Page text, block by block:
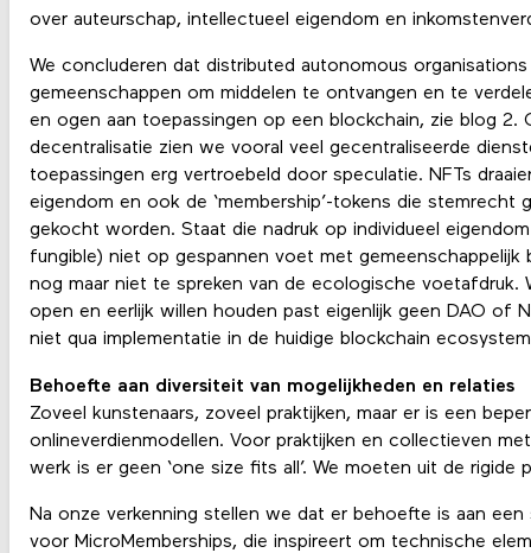
over auteurschap, intellectueel eigendom en
We concluderen dat distributed autonomous
gemeenschappen om middelen te ontvangen en te
en ogen aan toepassingen op een blockchain, zie blog 2.
decentralisatie zien we vooral veel gecentraliseerde
toepassingen erg vertroebeld door speculatie. NFTs
eigendom en ook de ‘membership’-tokens die stemrecht
gekocht worden. Staat die nadruk op individueel
fungible) niet op gespannen voet met gemeenschappelijk
nog maar niet te spreken van de ecologische voetafdruk.
open en eerlijk willen houden past eigenlijk geen DAO of
niet qua implementatie in de huidige blockchain
Behoefte aan diversiteit van mogelijkheden en relaties
Zoveel kunstenaars, zoveel praktijken, maar er is een
onlineverdienmodellen. Voor praktijken en collectieven
werk is er geen ‘one size fits all’. We moeten uit de rigide
Na onze verkenning stellen we dat er behoefte is aan een
voor MicroMemberships, die inspireert om technische